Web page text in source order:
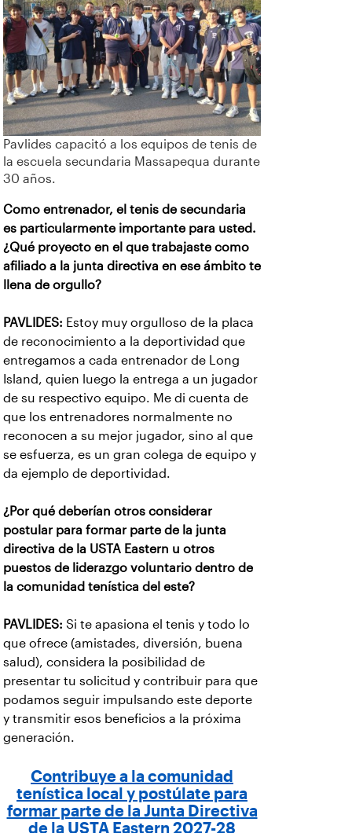
Pavlides capacitó a los equipos de tenis de
la escuela secundaria Massapequa durante
30 años.
Como entrenador, el tenis de secundaria
es particularmente importante para usted.
¿Qué proyecto en el que trabajaste como
afiliado a la junta directiva en ese ámbito te
llena de orgullo?
PAVLIDES: Estoy muy orgulloso de la placa
de reconocimiento a la deportividad que
entregamos a cada entrenador de Long
Island, quien luego la entrega a un jugador
de su respectivo equipo. Me di cuenta de
que los entrenadores normalmente no
reconocen a su mejor jugador, sino al que
se esfuerza, es un gran colega de equipo y
da ejemplo de deportividad.
¿Por qué deberían otros considerar
postular para formar parte de la junta
directiva de la USTA Eastern u otros
puestos de liderazgo voluntario dentro de
la comunidad tenística del este?
PAVLIDES: Si te apasiona el tenis y todo lo
que ofrece (amistades, diversión, buena
salud), considera la posibilidad de
presentar tu solicitud y contribuir para que
podamos seguir impulsando este deporte
y transmitir esos beneficios a la próxima
generación.
Contribuye a la comunidad
tenística local y postúlate para
formar parte de la Junta Directiva
de la USTA Eastern 2027-28